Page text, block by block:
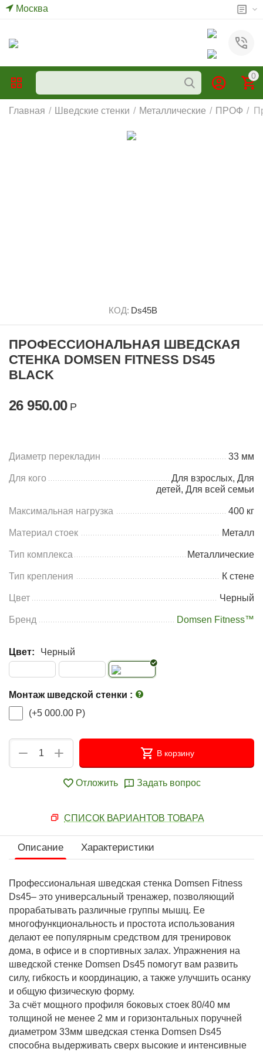
Москва
0
Главная / Шведские стенки / Металлические / ПРОФ /
КОД: Ds45B
ПРОФЕССИОНАЛЬНАЯ ШВЕДСКАЯ
СТЕНКА DOMSEN FITNESS DS45
BLACK
26 950.00 Р
Диаметр перекладин 33 мм
Для кого
Для взрослых, Для
детей, Для всей семьи
Максимальная нагрузка 400 кг
Материал стоек Металл
Тип комплекса Металлические
Тип крепления К стене
Цвет Черный
Бренд Domsen Fitness™
Цвет: Черный
Монтаж шведской стенки :
(+5 000.00 Р)
+
− В корзину
Отложить Задать вопрос
СПИСОК ВАРИАНТОВ ТОВАРА
Описание Характеристики
Профессиональная шведская стенка Domsen Fitness
Ds45– это универсальный тренажер, позволяющий
прорабатывать различные группы мышц. Ее
многофункциональность и простота использования
делают ее популярным средством для тренировок
дома, в офисе и в спортивных залах. Упражнения на
шведской стенке Domsen Ds45 помогут вам развить
силу, гибкость и координацию, а также улучшить осанку
и общую физическую форму.
За счёт мощного профиля боковых стоек 80/40 мм
толщиной не менее 2 мм и горизонтальных поручней
диаметром 33мм шведская стенка Domsen Ds45
способна выдерживать сверх высокие и интенсивные